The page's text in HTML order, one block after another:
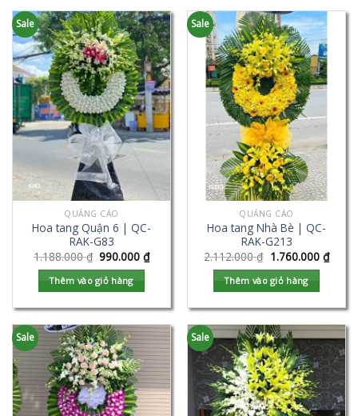
Sale
QUẢNG CÁO
Hoa tang Quận 6 | QC-
RAK-G83
1.188.000₫ 990.000₫
Thêm vào giỏ hàng
Sale
QUẢNG CÁO
Hoa tang Nhà Bè | QC-
RAK-G213
2.112.000₫ 1.760.000 ₫
Thêm vào giỏ hàng
Sale Sale